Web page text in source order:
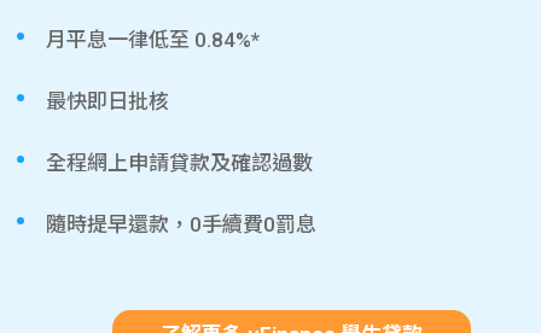
月平息一律低至 0.84%*
最快即日批核
全程網上申請貸款及確認過數
隨時提早還款，0手續費0罰息